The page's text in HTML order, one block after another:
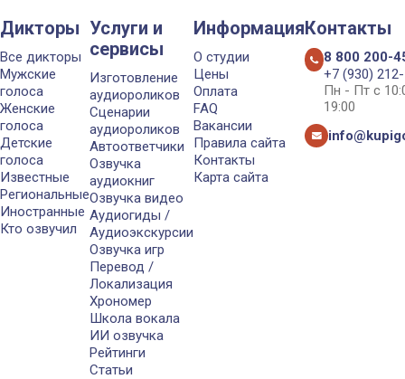
Дикторы
Все дикторы
Мужские
голоса
Женские
голоса
Детские
голоса
Известные
Региональные
Иностранные
Кто озвучил
Услуги и
сервисы
Изготовление
аудиороликов
Сценарии
аудиороликов
Автоответчики
Озвучка
аудиокниг
Озвучка видео
Аудиогиды /
Аудиоэкскурсии
Озвучка игр
Перевод /
Локализация
Хрономер
Школа вокала
ИИ озвучка
Рейтинги
Статьи
Информация
О студии
Цены
Оплата
FAQ
Вакансии
Правила сайта
Контакты
Карта сайта
Контакты
8 800 200-
+7 (930)
Пн - Пт с
19:00